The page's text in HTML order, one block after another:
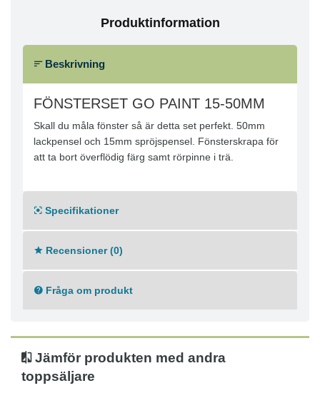
Produktinformation
Beskrivning
FÖNSTERSET GO PAINT 15-50MM
Skall du måla fönster så är detta set perfekt. 50mm
lackpensel och 15mm spröjspensel. Fönsterskrapa för
att ta bort överflödig färg samt rörpinne i trä.
Specifikationer
Recensioner (0)
Fråga om produkt
Jämför produkten med andra
toppsäljare